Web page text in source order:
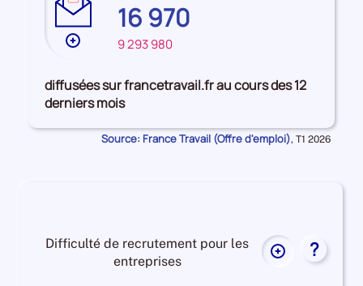
Plus
données
sur
les
GUADELOUPE
16 970
9 293 980
diffusées sur francetravail.fr au cours des 12
derniers mois
Source: France Travail (Offre d'emploi), Données
T1 2026
Difficulté de recrutement pour les
entreprises
Plus
?